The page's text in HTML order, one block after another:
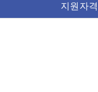
지원자격